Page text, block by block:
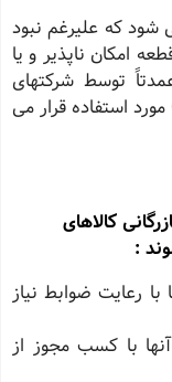
شود که علیرغم نبود
امکان ناپذیر و یا
توسط شرکتهای
خودرو سازبرای تولید محصول در بازار OEM مورد استفاده قرار می
کالاهای
:
رعایت ضوابط نیاز
با کسب مجوز از